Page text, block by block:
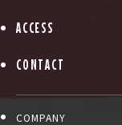
ACCESS
CONTACT
COMPANY